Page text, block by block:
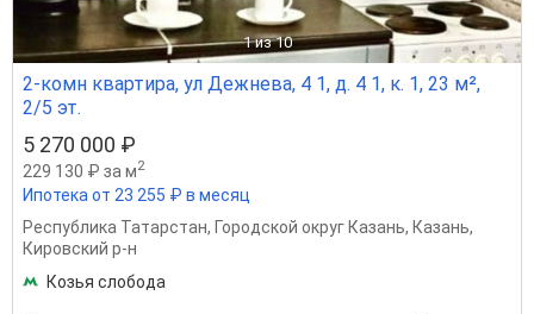
1 из 10
2-комн квартира, ул Дежнева, 4 1, д. 4 1, к. 1, 23 м²,
2/5 эт.
5 270 000 ₽
229 130 ₽ за м2
Ипотека от 23 255 ₽ в месяц
Республика Татарстан, Городской округ Казань, Казань,
Кировский р-н
Козья слобода